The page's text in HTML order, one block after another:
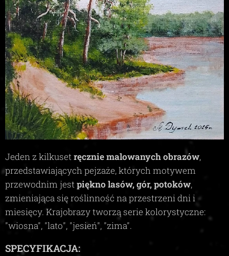
Jeden z kilkusetręcznie malowanych obrazów,
przedstawiających pejzaże, których motywem
przewodnim jestpiękno lasów, gór, potoków,
zmieniająca się roślinność na przestrzeni dni i
miesięcy. Krajobrazy tworzą serie kolorystyczne:
"wiosna", "lato", "jesień", "zima".
SPECYFIKACJA: